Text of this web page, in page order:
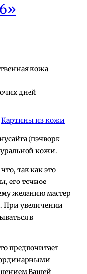
кожа
дней
Картины из кожи
(пэчворк
кожи.
так как это
его точное
желанию мастер
При увеличении
в
предпочитает
Вашей